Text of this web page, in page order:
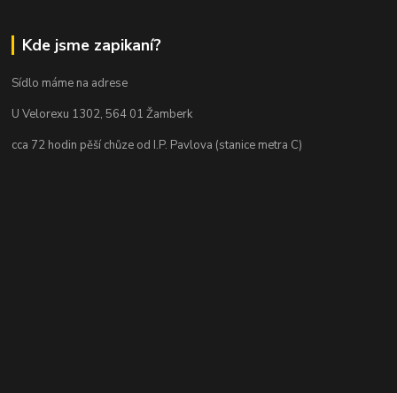
Kde jsme zapikaní?
Sídlo máme na adrese
U Velorexu 1302, 564 01 Žamberk
cca 72 hodin pěší chůze od I.P. Pavlova (stanice metra C)